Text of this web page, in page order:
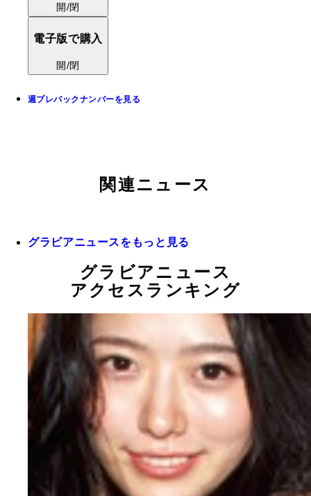
開/閉
電子版で購入
開/閉
週プレバックナンバーを見る
関連ニュース
グラビアニュースをもっと見る
グラビアニュース
アクセスランキング